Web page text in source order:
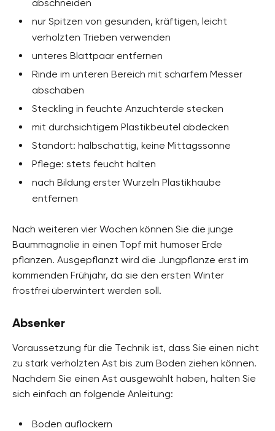
abschneiden
nur Spitzen von gesunden, kräftigen, leicht
verholzten Trieben verwenden
unteres Blattpaar entfernen
Rinde im unteren Bereich mit scharfem Messer
abschaben
Steckling in feuchte Anzuchterde stecken
mit durchsichtigem Plastikbeutel abdecken
Standort: halbschattig, keine Mittagssonne
Pflege: stets feucht halten
nach Bildung erster Wurzeln Plastikhaube
entfernen
Nach weiteren vier Wochen können Sie die junge
Baummagnolie in einen Topf mit humoser Erde
pflanzen. Ausgepflanzt wird die Jungpflanze erst im
kommenden Frühjahr, da sie den ersten Winter
frostfrei überwintert werden soll.
Absenker
Voraussetzung für die Technik ist, dass Sie einen nicht
zu stark verholzten Ast bis zum Boden ziehen können.
Nachdem Sie einen Ast ausgewählt haben, halten Sie
sich einfach an folgende Anleitung:
Boden auflockern